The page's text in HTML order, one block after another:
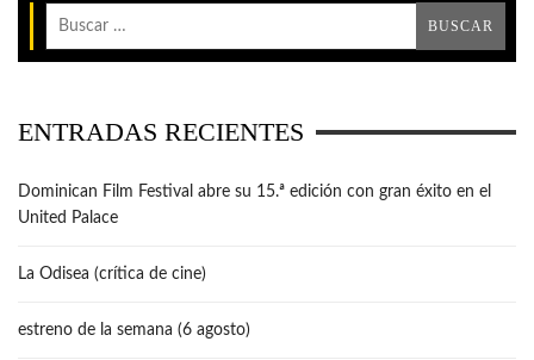
ENTRADAS RECIENTES
Dominican Film Festival abre su 15.ª edición con gran éxito en el
United Palace
La Odisea (crítica de cine)
estreno de la semana (6 agosto)